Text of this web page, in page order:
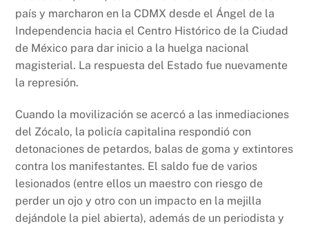
o
o
k
p
p
n
k
país y marcharon en la CDMX desde el Ángel de la
Independencia hacia el Centro Histórico de la Ciudad
de México para dar inicio a la huelga nacional
magisterial. La respuesta del Estado fue nuevamente
la represión.
Cuando la movilización se acercó a las inmediaciones
del Zócalo, la policía capitalina respondió con
detonaciones de petardos, balas de goma y extintores
contra los manifestantes. El saldo fue de varios
lesionados (entre ellos un maestro con riesgo de
perder un ojo y otro con un impacto en la mejilla
dejándole la piel abierta), además de un periodista y